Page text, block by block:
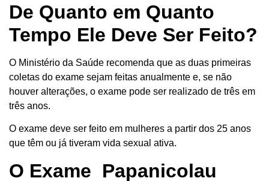
De Quanto em Quanto
Tempo Ele Deve Ser Feito?
O Ministério da Saúde recomenda que as duas primeiras
coletas do exame sejam feitas anualmente e, se não
houver alterações, o exame pode ser realizado de três em
três anos.
O exame deve ser feito em mulheres a partir dos 25 anos
que têm ou já tiveram vida sexual ativa.
O Exame Papanicolau